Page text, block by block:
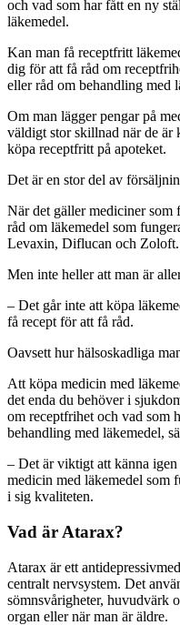
och vad som har fått en ny
läkemedel.
Kan man få receptfritt
dig för att få råd om
eller råd om behandling med
Om man lägger pengar på
väldigt stor skillnad när de är
köpa receptfritt på apoteket.
Det är en stor del av
När det gäller mediciner som
råd om läkemedel som
Levaxin, Diflucan och Zoloft.
Men inte heller att man är
– Det går inte att köpa
få recept för att få råd.
Oavsett hur hälsoskadliga
Att köpa medicin med
det enda du behöver i
om receptfrihet och vad som
behandling med läkemedel,
– Det är viktigt att känna
medicin med läkemedel som
i sig kvaliteten.
Vad är Atarax?
Atarax är ett
centralt nervsystem. Det
sömnsvårigheter, huvudvärk
organ eller när man är äldre.